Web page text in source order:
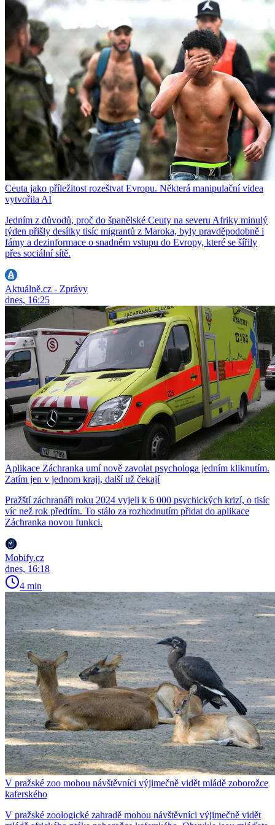
Ceuta jako příležitost rozeštvat Evropu. Některá manipulační videa
vytvořila AI
Jedním z důvodů, proč do španělské Ceuty na severu Afriky minulý
týden přišly desítky tisíc migrantů z Maroka, byly pravděpodobně i
fámy a dezinformace o snadném vstupu do Evropy, které se šířily
přes sociální sítě.
Aktuálně.cz - Zprávy
dnes, 16:25
Aplikace Záchranka umí nově zavolat psychologa jedním kliknutím.
Zatím jen v jednom kraji, další už čekají
Pražští záchranáři roku 2024 vyjeli k 6 000 psychických krizí, o tisíc
víc než rok předtím. To stálo za rozhodnutím přidat do aplikace
Záchranka novou funkci.
Mobify.cz
dnes, 16:18
4 min
V pražské zoo mohou návštěvníci výjimečně vidět mládě zoborožce
kaferského
V pražské zoologické zahradě mohou návštěvníci výjimečně vidět